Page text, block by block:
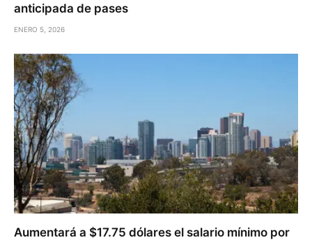
anticipada de pases
ENERO 5, 2026
Aumentará a $17.75 dólares el salario mínimo por